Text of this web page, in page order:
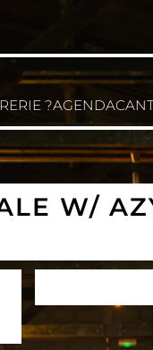
?AGENDA
W/